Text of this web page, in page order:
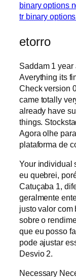
binary options
tr binary
etorro
Saddam 1 year
Averything its
Check version
came totally
already have
things.
Agora olhe
plataforma de
Your individual
eu quebrei,
Catuçaba 1,
geralmente
justo valor com
sobre o
que eu posso
pode ajustar
Desvio 2.
Necessary